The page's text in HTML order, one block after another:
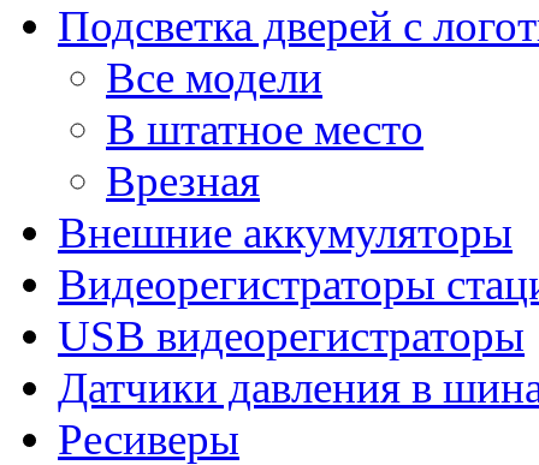
Подсветка дверей с
Все модели
В штатное место
Врезная
Внешние аккумуляторы
Видеорегистраторы
USB видеорегистраторы
Датчики давления в
Ресиверы